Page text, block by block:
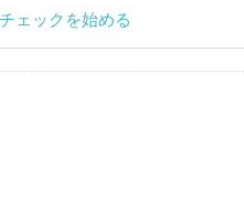
ェックを始める